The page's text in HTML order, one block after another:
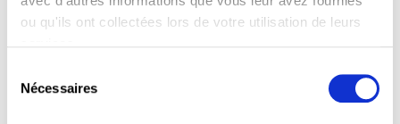
ou qu'ils ont collectées lors de votre utilisation de leurs
Nécessaires
12:00 , 13:30 – 16:00
Mëttwochs : 8:00 – 12:00 , 13:30 – 16:00 (all 1.